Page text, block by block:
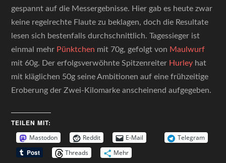
gespannt auf die Messergebnisse. Hier gab es heute zwar
keine regelrechte Flaute zu beklagen, doch die Resultate
lesen sich bestenfalls durchschnittlich. Tagessieger ist
einmal mehr Pünktchen mit 70g, gefolgt von Maulwurf
mit 60g. Der erfolgsverwöhnte Spitzenreiter Hurley hat
mit kläglichen 50g seine Ambitionen auf eine frühzeitige
Eroberung der Zwei-Kilomarke anscheinend aufgegeben.
TEILEN MIT:
Mastodon Reddit E-Mail
Telegram
Threads
Mehr